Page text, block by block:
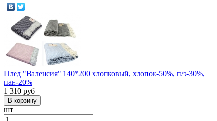
Плед "Валенсия" 140*200 хлопковый, хлопок-50%, п/э-30%,
пан-20%
1 310 руб
шт